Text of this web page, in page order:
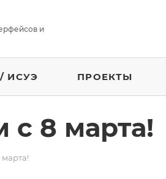
и
ИСУЭ ПРОЕКТЫ
с 8 марта!